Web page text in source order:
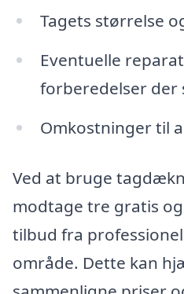
Tagets størrelse
Eventuelle
forberedelser der
Omkostninger til
Ved at bruge
modtage tre gratis
tilbud fra
område. Dette kan